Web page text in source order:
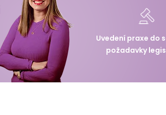
Uvedení praxe do
požadavky